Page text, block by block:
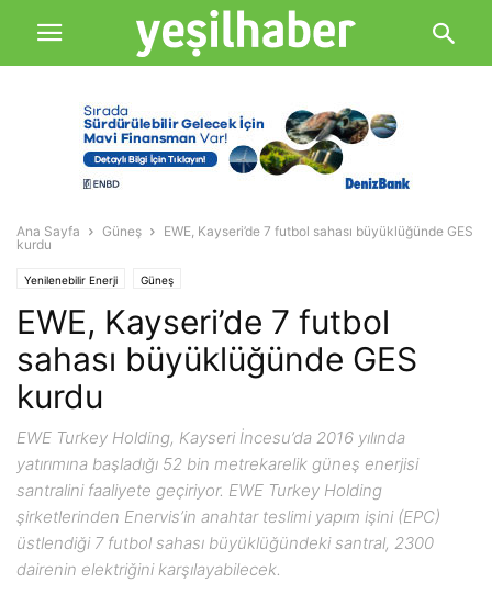
Ana Sayfa Güneş
EWE, Kayseri’de 7 futbol sahası büyüklüğünde GES
kurdu
Yenilenebilir Enerji Güneş
EWE, Kayseri’de 7 futbol
sahası büyüklüğünde GES
kurdu
EWE Turkey Holding, Kayseri İncesu’da 2016 yılında
yatırımına başladığı 52 bin metrekarelik güneş enerjisi
santralini faaliyete geçiriyor. EWE Turkey Holding
şirketlerinden Enervis’in anahtar teslimi yapım işini (EPC)
üstlendiği 7 futbol sahası büyüklüğündeki santral, 2300
dairenin elektriğini karşılayabilecek.